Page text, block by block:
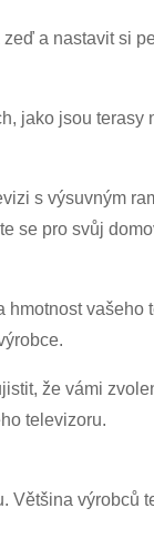
a nastavit si
jako jsou terasy
s výsuvným
se pro svůj
vašeho
že vámi
televizoru.
Většina výrobců